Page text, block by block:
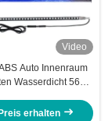
Video
Auto Innenraum
Wasserdicht 56cm
Scanner Licht
erhalten